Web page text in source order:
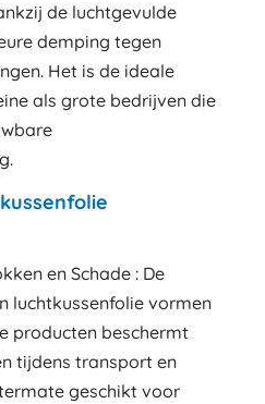
de luchtgevulde
demping tegen
Het is de ideale
als grote bedrijven die
en Schade : De
luchtkussenfolie vormen
producten beschermt
tijdens transport en
geschikt voor